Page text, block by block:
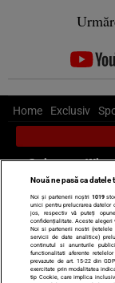
Home Exclusiv
Scrie-ne pe
Ultimele stiri
Diete
Nouă ne pasă ca
Noi și partenerii noștri 1019
unici pentru prelucrarea datelor
jos, respectiv vă puteți
confidențialitate. Aceste alegeri
Noi si partenerii nostri
servicii de date analitice)
continutul si anunturile
functionalitati aferente
prevazute de art. 15-22 din
exercitate prin modalitatea
tip Cookie, care implica